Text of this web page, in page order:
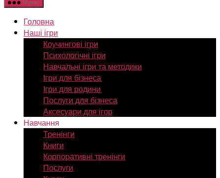
Меню
Головна
Наші ігри
Коучингові ігри
Психологічні ігри
Навчальні ігри та методики
Ігри для бізнеса
Ігри для родини
Послуги для бізнеса
Аксесуари для ігор
Навчання
Тренінги
Книги
Корпоративні тренінги
Послуги